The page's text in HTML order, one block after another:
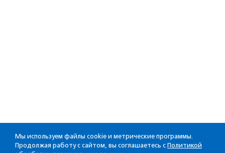
Мы используем файлы cookie и метрические программы.
Продолжая работу с сайтом, вы соглашаетесь с Политикой